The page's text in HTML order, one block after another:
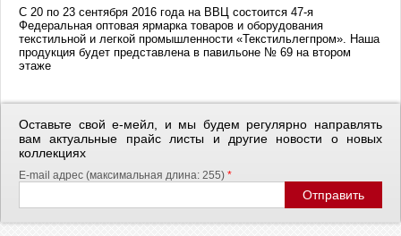
С 20 по 23 сентября 2016 года на ВВЦ состоится 47-я
Федеральная оптовая ярмарка товаров и оборудования
текстильной и легкой промышленности «Текстильлегпром». Наша
продукция будет представлена в павильоне № 69 на втором
этаже
Оставьте свой е-мейл, и мы будем регулярно направлять
вам актуальные прайс листы и другие новости о новых
коллекциях
E-mail адрес (максимальная длина: 255) *